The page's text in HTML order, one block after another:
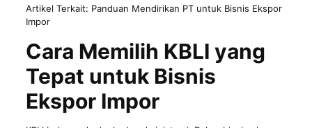
Artikel Terkait: Panduan Mendirikan PT untuk Bisnis Ekspor
Impor
Cara Memilih KBLI yang
Tepat untuk Bisnis
Ekspor Impor